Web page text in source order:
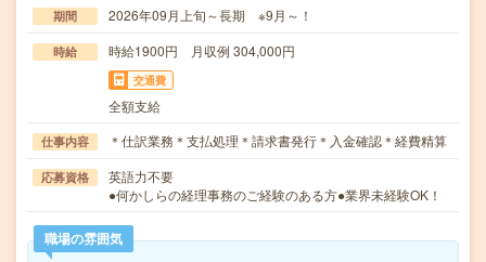
期間 2026年09月上旬～長期 ※9月～！
時給 時給1900円 月収例 304,000円
交通費
全額支給
仕事内容 ＊仕訳業務＊支払処理＊請求書発行＊入金確認＊経費精算
応募資格
英語力不要
●何かしらの経理事務のご経験のある方●業界未経験OK！
職場の雰囲気